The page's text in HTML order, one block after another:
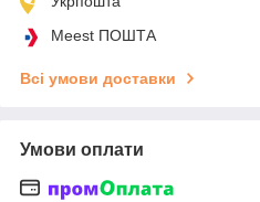
Meest ПОШТА
Всі умови доставки
Умови оплати